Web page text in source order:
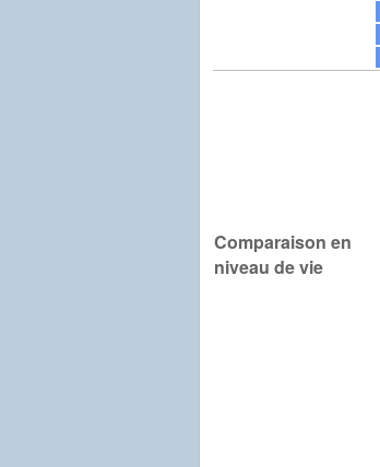
Comparaison en
niveau de vie